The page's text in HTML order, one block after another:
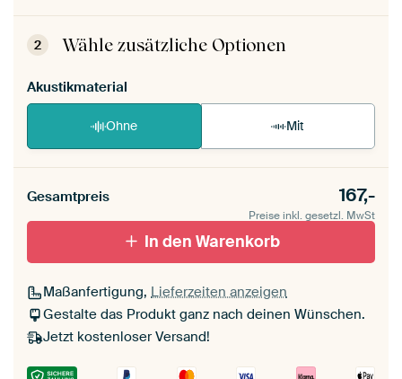
Dein ArtFrame ist im Handumdrehen
aufgebaut.Montageanleitung ansehen
2 Wähle zusätzliche Optionen
Akustikmaterial
Ohne Mit
Gesamtpreis 167,-
Preise inkl. gesetzl. MwSt
In den Warenkorb
Maßanfertigung, Lieferzeiten anzeigen
Gestalte das Produkt ganz nach deinen Wünschen.
Jetzt kostenloser Versand!